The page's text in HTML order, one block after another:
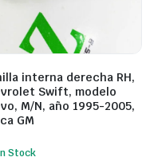
interna derecha RH,
Swift, modelo
M/N, año 1995-2005,
GM
Stock